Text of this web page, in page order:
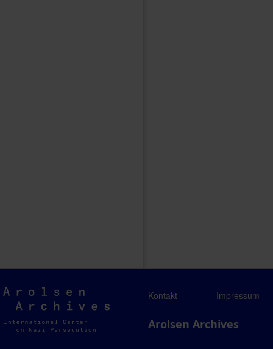
Arolsen
Archives
Kontakt Impressum
Arolsen Archives